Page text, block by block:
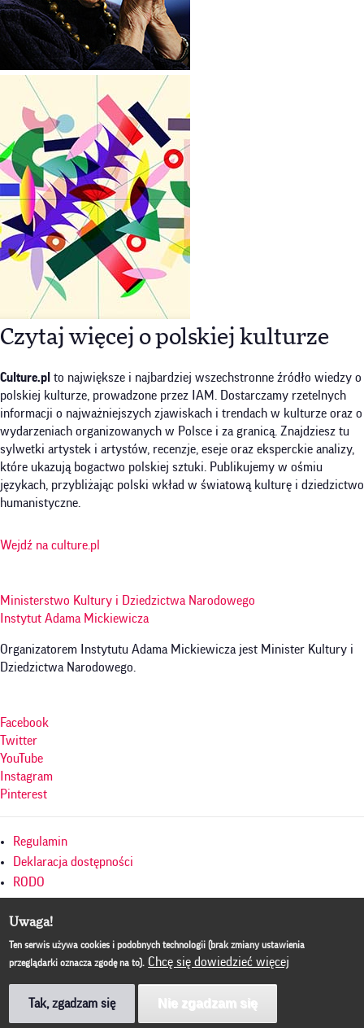
Czytaj więcej o polskiej kulturze
Culture.pl to największe i najbardziej wszechstronne źródło wiedzy o
polskiej kulturze, prowadzone przez IAM. Dostarczamy rzetelnych
informacji o najważniejszych zjawiskach i trendach w kulturze oraz o
wydarzeniach organizowanych w Polsce i za granicą. Znajdziesz tu
sylwetki artystek i artystów, recenzje, eseje oraz eksperckie analizy,
które ukazują bogactwo polskiej sztuki. Publikujemy w ośmiu
językach, przybliżając polski wkład w światową kulturę i dziedzictwo
humanistyczne.
Wejdź na culture.pl
Ministerstwo Kultury i Dziedzictwa Narodowego
Instytut Adama Mickiewicza
Organizatorem Instytutu Adama Mickiewicza jest Minister Kultury i
Dziedzictwa Narodowego.
Facebook
Twitter
YouTube
Instagram
Pinterest
Menu
w
stopce
Regulamin
Deklaracja dostępności
RODO
Mapa serwisu
Culture.pl
BIP
© Copyright by Instytut Adama Mickiewicza, ul. Mokotowska 25, 00-
560 Warszawa
Uwaga!
Ten serwis używa cookies i podobnych technologii (brak zmiany ustawienia
przeglądarki oznacza zgodę na to). Chcę się dowiedzieć więcej
Tak, zgadzam się Nie zgadzam się